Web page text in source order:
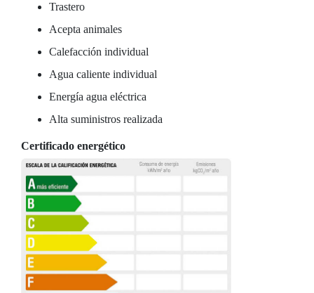
Trastero
Acepta animales
Calefacción individual
Agua caliente individual
Energía agua eléctrica
Alta suministros realizada
Certificado energético